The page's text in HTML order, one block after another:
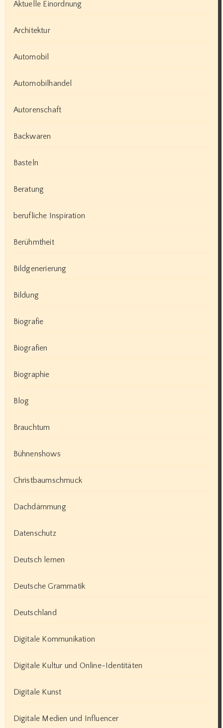
Aktuelle Einordnung
Architektur
Automobil
Automobilhandel
Autorenschaft
Backwaren
Basteln
Beratung
berufliche Inspiration
Berühmtheit
Bildgenerierung
Bildung
Biografie
Biografien
Biographie
Blog
Brauchtum
Bühnenshows
Christbaumschmuck
Dachdämmung
Datenschutz
Deutsch lernen
Deutsche Grammatik
Deutschland
Digitale Kommunikation
Digitale Kultur und Online-Identitäten
Digitale Kunst
Digitale Medien und Influencer